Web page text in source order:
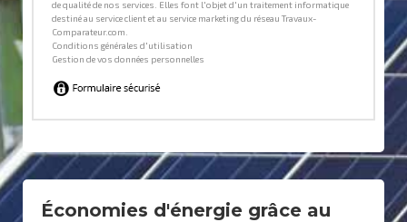
Économies d'énergie grâce au